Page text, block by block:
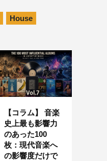
House
【コラム】 音楽
史上最も影響力
のあった100
枚：現代音楽へ
の影響度だけで